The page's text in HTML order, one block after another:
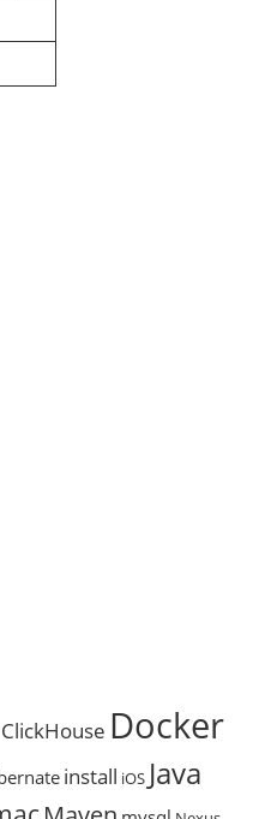
ClickHouse Docker
install iOS Java